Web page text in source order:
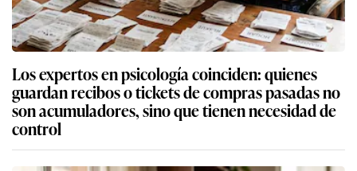
Los expertos en psicología coinciden: quienes
guardan recibos o tickets de compras pasadas no
son acumuladores, sino que tienen necesidad de
control